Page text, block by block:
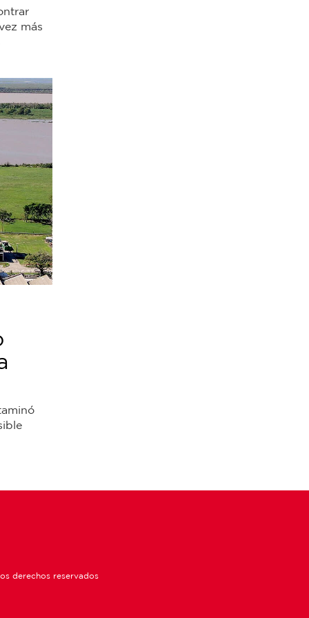
más
derechos reservados